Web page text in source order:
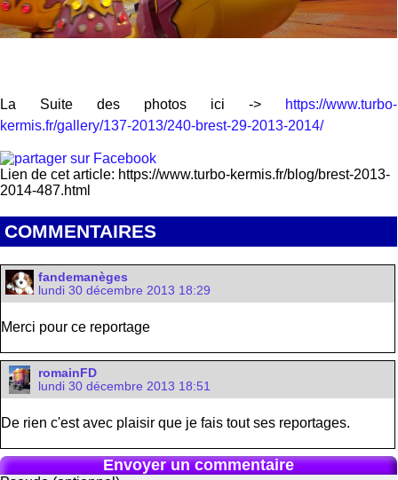
La Suite des photos ici -> https://www.turbo-
kermis.fr/gallery/137-2013/240-brest-29-2013-2014/
Lien de cet article: https://www.turbo-kermis.fr/blog/brest-2013-
2014-487.html
COMMENTAIRES
fandemanèges
lundi 30 décembre 2013 18:29
Merci pour ce reportage
romainFD
lundi 30 décembre 2013 18:51
De rien c'est avec plaisir que je fais tout ses reportages.
Envoyer un commentaire